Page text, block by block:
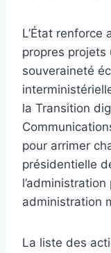
L’État renforce
propres
souveraineté
la Transition
pour arrimer
présidentielle
administration
La liste des